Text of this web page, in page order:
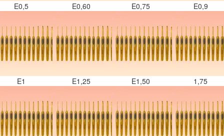
E0,5 E0,60 E0,75 E0,9
E1 E1,25 E1,50 1,75